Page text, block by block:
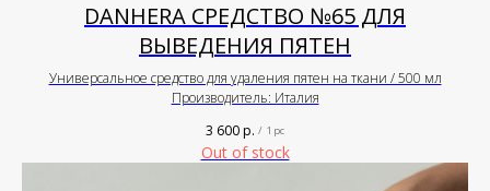
DANHERA СРЕДСТВО №65 ДЛЯ
ВЫВЕДЕНИЯ ПЯТЕН
Универсальное средство для удаления пятен на ткани / 500 мл
Производитель: Италия
3 600р. / 1 pc
Out of stock